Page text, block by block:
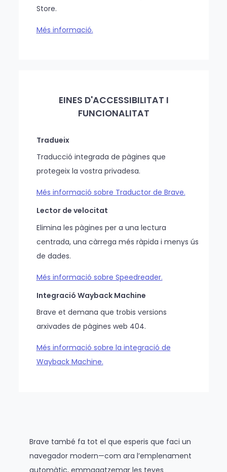
Store.
Més informació.
EINES D'ACCESSIBILITAT I
FUNCIONALITAT
Tradueix
Traducció integrada de pàgines que
protegeix la vostra privadesa.
Més informació sobre Traductor de Brave.
Lector de velocitat
Elimina les pàgines per a una lectura
centrada, una càrrega més ràpida i menys ús
de dades.
Més informació sobre Speedreader.
Integració Wayback Machine
Brave et demana que trobis versions
arxivades de pàgines web 404.
Més informació sobre la integració de
Wayback Machine.
Brave també fa tot el que esperis que faci un
navegador modern—com ara l’emplenament
automàtic, emmagatzemar les teves